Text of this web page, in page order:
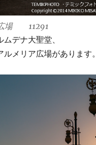
広場 11291
デナ大聖堂、
ルメリア広場があります。